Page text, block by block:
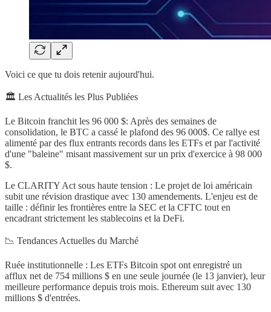
Voici ce que tu dois retenir aujourd'hui.
🏛️ Les Actualités les Plus Publiées
Le Bitcoin franchit les 96 000 $: Après des semaines de
consolidation, le BTC a cassé le plafond des 96 000$. Ce rallye est
alimenté par des flux entrants records dans les ETFs et par l'activité
d'une "baleine" misant massivement sur un prix d'exercice à 98 000
$.
Le CLARITY Act sous haute tension : Le projet de loi américain
subit une révision drastique avec 130 amendements. L'enjeu est de
taille : définir les frontières entre la SEC et la CFTC tout en
encadrant strictement les stablecoins et la DeFi.
📉 Tendances Actuelles du Marché
Ruée institutionnelle : Les ETFs Bitcoin spot ont enregistré un
afflux net de 754 millions $ en une seule journée (le 13 janvier), leur
meilleure performance depuis trois mois. Ethereum suit avec 130
millions $ d'entrées.